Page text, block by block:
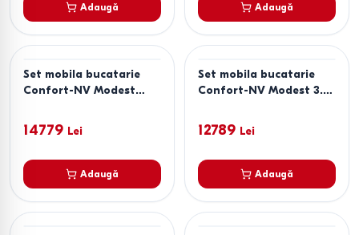
Adaugă Adaugă
Set mobila bucatarie
Confort-NV Modest
Deschis(Bej)/Antracit(Gri)
14779 Lei
Adaugă
Set mobila bucatarie
Confort-NV Modest 3.6
12789 Lei
Adaugă